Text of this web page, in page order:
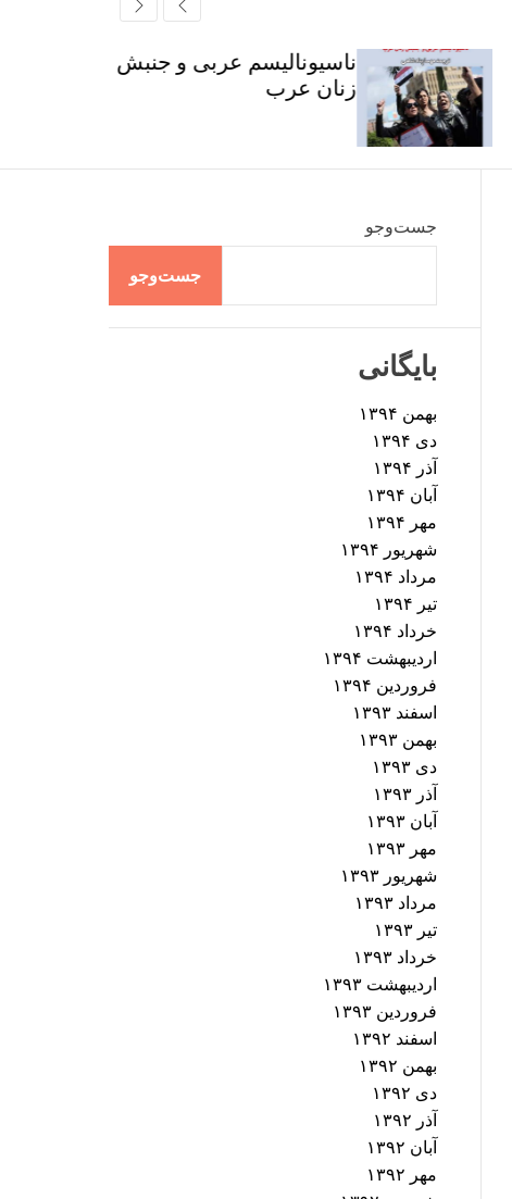
c
e
r
c
ناسیونالیسم عربی و جنبش
زنان عرب
جست‌وجو
جست‌وجو
بایگانی
بهمن ۱۳۹۴
دی ۱۳۹۴
آذر ۱۳۹۴
آبان ۱۳۹۴
مهر ۱۳۹۴
شهریور ۱۳۹۴
مرداد ۱۳۹۴
تیر ۱۳۹۴
خرداد ۱۳۹۴
اردیبهشت ۱۳۹۴
فروردین ۱۳۹۴
اسفند ۱۳۹۳
بهمن ۱۳۹۳
دی ۱۳۹۳
آذر ۱۳۹۳
آبان ۱۳۹۳
مهر ۱۳۹۳
شهریور ۱۳۹۳
مرداد ۱۳۹۳
تیر ۱۳۹۳
خرداد ۱۳۹۳
اردیبهشت ۱۳۹۳
فروردین ۱۳۹۳
اسفند ۱۳۹۲
بهمن ۱۳۹۲
دی ۱۳۹۲
آذر ۱۳۹۲
آبان ۱۳۹۲
مهر ۱۳۹۲